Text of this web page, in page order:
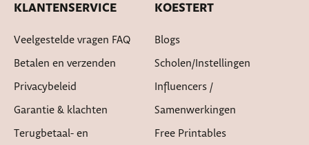
KLANTENSERVICE
Veelgestelde vragen FAQ
Betalen en verzenden
Privacybeleid
Garantie & klachten
Terugbetaal- en
KOESTERT
Blogs
Scholen/instellingen
Influencers /
Samenwerkingen
Free Printables